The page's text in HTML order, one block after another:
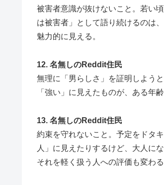
被害者意識が抜けないこと。若い
は被害者」として語り続けるのは
魅力的に見える。
12. 名無しのReddit住民
無理に「男らしさ」を証明しよう
「強い」に見えたものが、ある年
13. 名無しのReddit住民
約束を守れないこと。予定をドタ
人」に見えたりするけど、大人に
それを軽く扱う人への評価も変わる